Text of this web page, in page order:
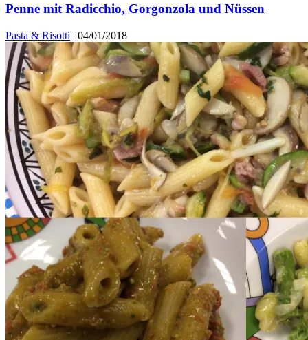
Penne mit Radicchio, Gorgonzola und Nüssen
Pasta & Risotti | 04/01/2018